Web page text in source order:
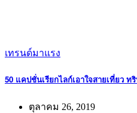
เทรนด์มาแรง
50 แคปชั่นเรียกไลก์เอาใจสายเที่ยว
ตุลาคม 26, 2019